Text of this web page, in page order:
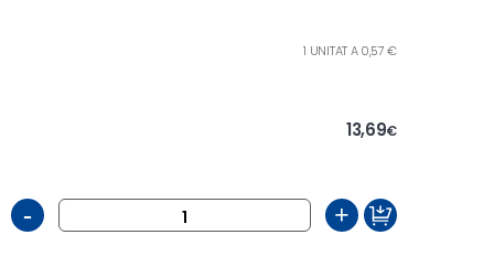
1 UNITAT A 0,57 €
13,69€
- +